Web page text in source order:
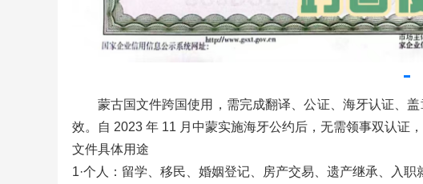
蒙古国文件跨国使用，需完成翻译、公证、海牙认证、
效。自 2023 年 11 月中蒙实施海牙公约后，无需领事双认证，
文件具体用途
1·个人：留学、移民、婚姻登记、房产交易、遗产继承、入职